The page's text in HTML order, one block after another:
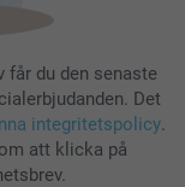
får du den senaste
Det
integritetspolicy.
att klicka på